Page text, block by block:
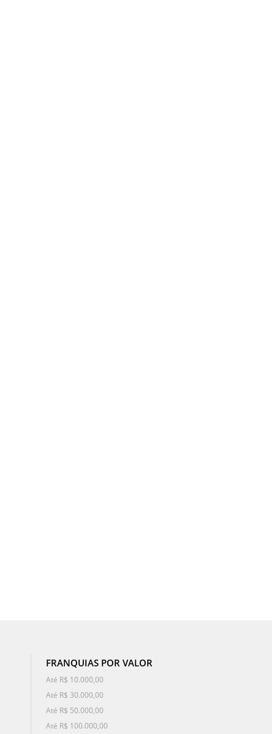
FRANQUIAS POR VALOR
Até R$ 10.000,00
Até R$ 30.000,00
Até R$ 50.000,00
Até R$ 100.000,00